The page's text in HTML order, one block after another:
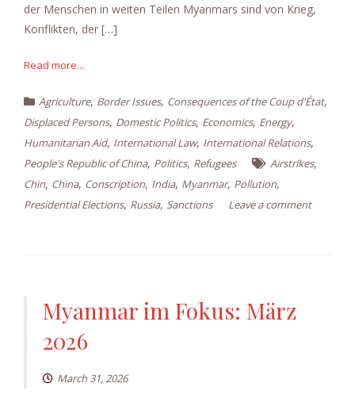
der Menschen in weiten Teilen Myanmars sind von Krieg,
Konflikten, der […]
Read more...
Agriculture, Border Issues, Consequences of the Coup d'État,
Displaced Persons, Domestic Politics, Economics, Energy,
Humanitarian Aid, International Law, International Relations,
People's Republic of China, Politics, Refugees Airstrikes,
Chin, China, Conscription, India, Myanmar, Pollution,
Presidential Elections, Russia, Sanctions Leave a comment
Myanmar im Fokus: März
2026
March 31, 2026